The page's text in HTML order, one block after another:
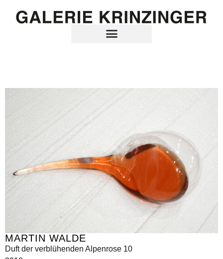
MARTIN WALDE
Duft der verblühenden Alpenrose 10